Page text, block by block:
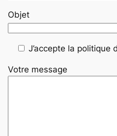
Objet
J’accepte la
Votre message